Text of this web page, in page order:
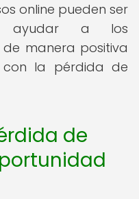
online pueden ser
ayudar a los
manera positiva
con la pérdida de
de